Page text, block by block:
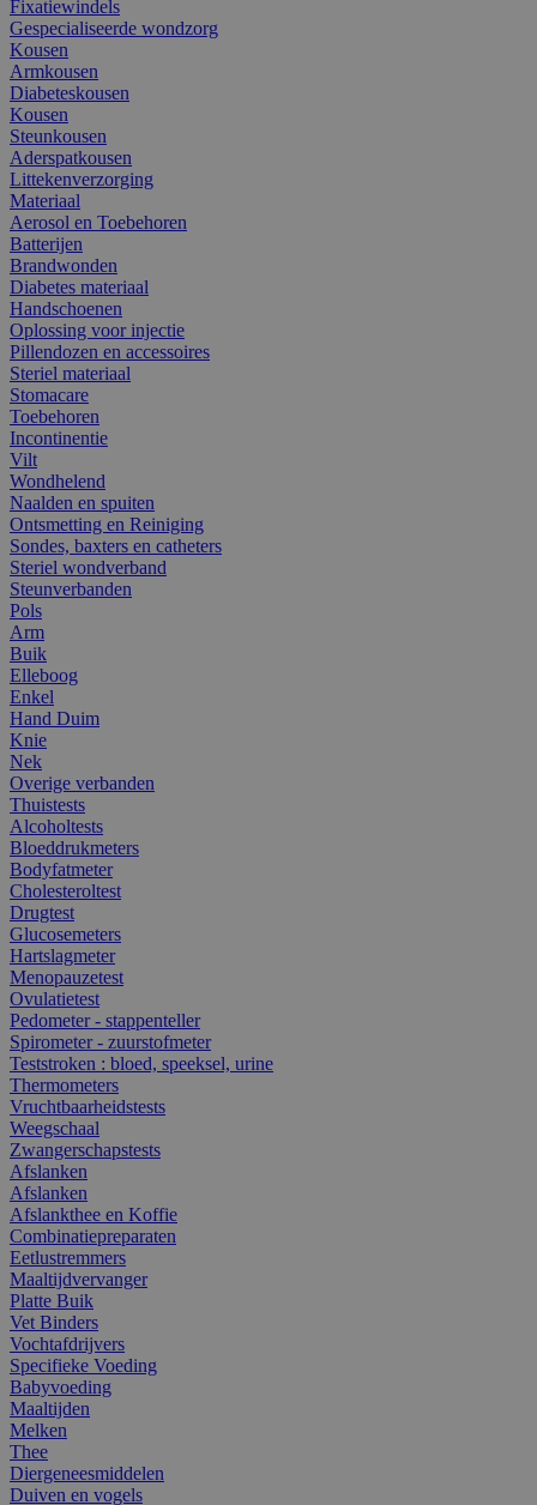
Fixatiewindels
Gespecialiseerde wondzorg
Kousen
Armkousen
Diabeteskousen
Kousen
Steunkousen
Aderspatkousen
Littekenverzorging
Materiaal
Aerosol en Toebehoren
Batterijen
Brandwonden
Diabetes materiaal
Handschoenen
Oplossing voor injectie
Pillendozen en accessoires
Steriel materiaal
Stomacare
Toebehoren
Incontinentie
Vilt
Wondhelend
Naalden en spuiten
Ontsmetting en Reiniging
Sondes, baxters en catheters
Steriel wondverband
Steunverbanden
Pols
Arm
Buik
Elleboog
Enkel
Hand Duim
Knie
Nek
Overige verbanden
Thuistests
Alcoholtests
Bloeddrukmeters
Bodyfatmeter
Cholesteroltest
Drugtest
Glucosemeters
Hartslagmeter
Menopauzetest
Ovulatietest
Pedometer - stappenteller
Spirometer - zuurstofmeter
Teststroken : bloed, speeksel, urine
Thermometers
Vruchtbaarheidstests
Weegschaal
Zwangerschapstests
Afslanken
Afslanken
Afslankthee en Koffie
Combinatiepreparaten
Eetlustremmers
Maaltijdvervanger
Platte Buik
Vet Binders
Vochtafdrijvers
Specifieke Voeding
Babyvoeding
Maaltijden
Melken
Thee
Diergeneesmiddelen
Duiven en vogels